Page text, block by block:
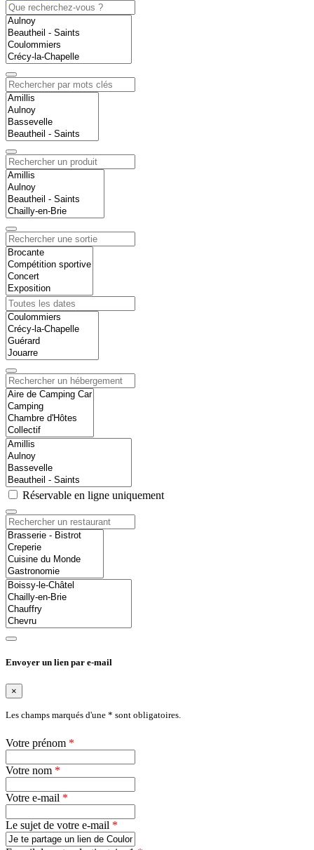
Réservable en ligne uniquement
Envoyer un lien par e-mail
×
Les champs marqués d'une * sont obligatoires.
Votre prénom *
Votre nom *
Votre e-mail *
Le sujet de votre e-mail *